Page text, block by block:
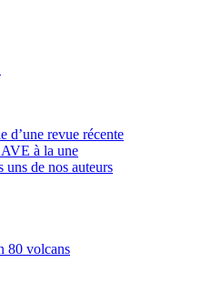
d’une revue récente
à la une
uns de nos auteurs
80 volcans